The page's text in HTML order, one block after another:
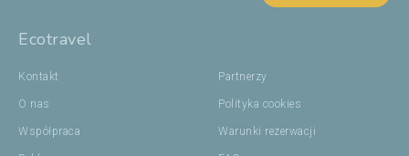
Ecotravel
Kontakt
O nas
Współpraca
Partnerzy
Polityka cookies
Warunki rezerwacji